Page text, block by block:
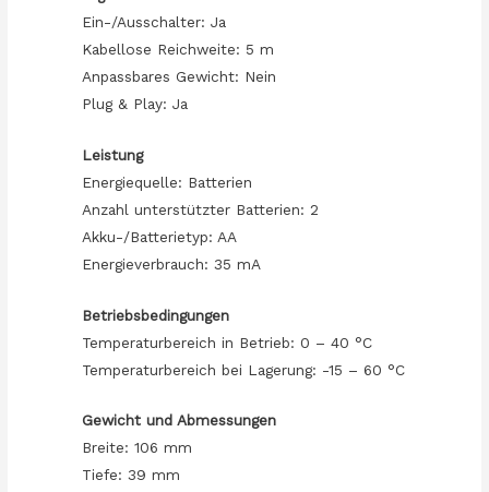
Ein-/Ausschalter: Ja
Kabellose Reichweite: 5 m
Anpassbares Gewicht: Nein
Plug & Play: Ja
Leistung
Energiequelle: Batterien
Anzahl unterstützter Batterien: 2
Akku-/Batterietyp: AA
Energieverbrauch: 35 mA
Betriebsbedingungen
Temperaturbereich in Betrieb: 0 – 40 °C
Temperaturbereich bei Lagerung: -15 – 60 °C
Gewicht und Abmessungen
Breite: 106 mm
Tiefe: 39 mm